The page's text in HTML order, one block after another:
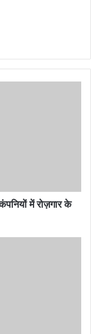
में रोज़गार के